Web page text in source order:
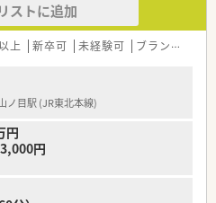
いた雰囲気の職場でご自身のペース
能です。
りますが、風通しが良く、スタッフ
良好です。
ストに追加
上 新卒可 未経験可 ブランク可
ノ目駅 (JR東北本線)
円
円